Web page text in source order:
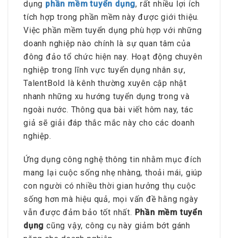
dụng phần mềm tuyển dụng, rất nhiều lợi ích
tích hợp trong phần mềm này được giới thiệu.
Việc phần mềm tuyển dụng phù hợp với những
doanh nghiệp nào chính là sự quan tâm của
đông đảo tổ chức hiện nay. Hoạt động chuyên
nghiệp trong lĩnh vực tuyển dụng nhân sự,
TalentBold là kênh thường xuyên cập nhật
nhanh những xu hướng tuyển dụng trong và
ngoài nước. Thông qua bài viết hôm nay, tác
giả sẽ giải đáp thắc mắc này cho các doanh
nghiệp.
Ứng dụng công nghệ thông tin nhằm mục đích
mang lại cuộc sống nhẹ nhàng, thoải mái, giúp
con người có nhiều thời gian hưởng thụ cuộc
sống hơn mà hiệu quả, mọi vấn đề hằng ngày
vẫn được đảm bảo tốt nhất. Phần mềm tuyển
dụng cũng vậy, công cụ này giảm bớt gánh